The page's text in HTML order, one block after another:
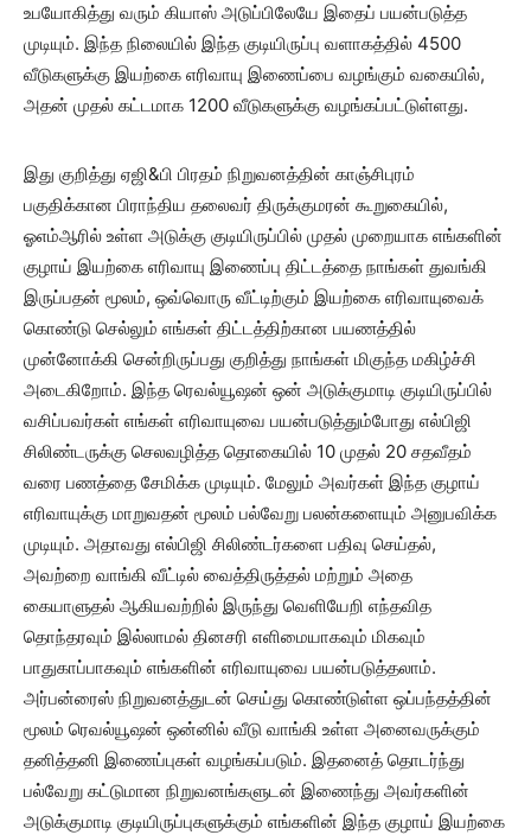
உபயோகித்து வரும் கியாஸ் அடுப்பிலேயே இதைப் பயன்படுத்த
முடியும். இந்த நிலையில் இந்த குடியிருப்பு வளாகத்தில் 4500
வீடுகளுக்கு இயற்கை எரிவாயு இணைப்பை வழங்கும் வகையில்,
அதன் முதல் கட்டமாக 1200 வீடுகளுக்கு வழங்கப்பட்டுள்ளது.
இது குறித்து ஏஜி&பி பிரதம் நிறுவனத்தின் காஞ்சிபுரம்
பகுதிக்கான பிராந்திய தலைவர் திருக்குமரன் கூறுகையில்,
ஓஎம்ஆரில் உள்ள அடுக்கு குடியிருப்பில் முதல் முறையாக எங்களின்
குழாய் இயற்கை எரிவாயு இணைப்பு திட்டத்தை நாங்கள் துவங்கி
இருப்பதன் மூலம், ஒவ்வொரு வீட்டிற்கும் இயற்கை எரிவாயுவைக்
கொண்டு செல்லும் எங்கள் திட்டத்திற்கான பயணத்தில்
முன்னோக்கி சென்றிருப்பது குறித்து நாங்கள் மிகுந்த மகிழ்ச்சி
அடைகிறோம். இந்த ரெவல்யூஷன் ஒன் அடுக்குமாடி குடியிருப்பில்
வசிப்பவர்கள் எங்கள் எரிவாயுவை பயன்படுத்தும்போது எல்பிஜி
சிலிண்டருக்கு செலவழித்த தொகையில் 10 முதல் 20 சதவீதம்
வரை பணத்தை சேமிக்க முடியும். மேலும் அவர்கள் இந்த குழாய்
எரிவாயுக்கு மாறுவதன் மூலம் பல்வேறு பலன்களையும் அனுபவிக்க
முடியும். அதாவது எல்பிஜி சிலிண்டர்களை பதிவு செய்தல்,
அவற்றை வாங்கி வீட்டில் வைத்திருத்தல் மற்றும் அதை
கையாளுதல் ஆகியவற்றில் இருந்து வெளியேறி எந்தவித
தொந்தரவும் இல்லாமல் தினசரி எளிமையாகவும் மிகவும்
பாதுகாப்பாகவும் எங்களின் எரிவாயுவை பயன்படுத்தலாம்.
அர்பன்ரைஸ் நிறுவனத்துடன் செய்து கொண்டுள்ள ஒப்பந்தத்தின்
மூலம் ரெவல்யூஷன் ஒன்னில் வீடு வாங்கி உள்ள அனைவருக்கும்
தனித்தனி இணைப்புகள் வழங்கப்படும். இதனைத் தொடர்ந்து
பல்வேறு கட்டுமான நிறுவனங்களுடன் இணைந்து அவர்களின்
அடுக்குமாடி குடியிருப்புகளுக்கும் எங்களின் இந்த குழாய் இயற்கை